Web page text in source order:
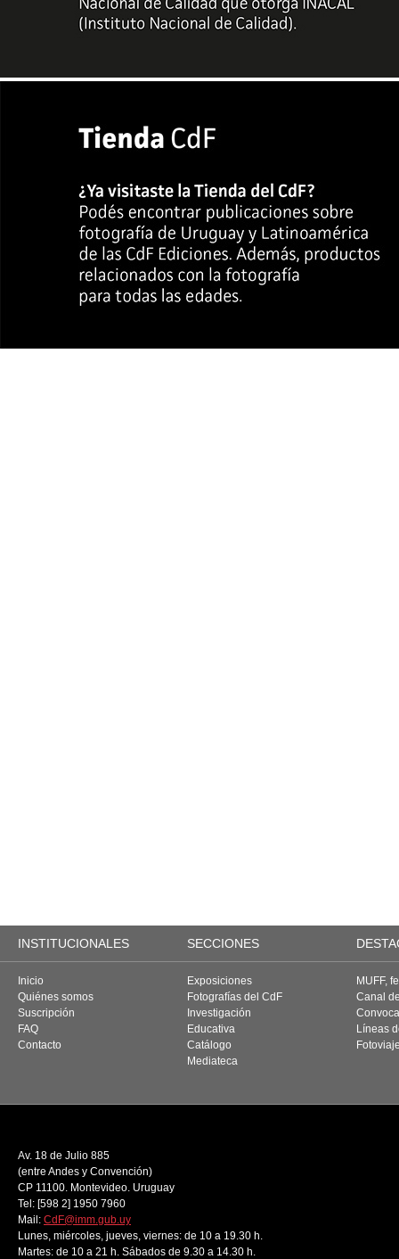
INSTITUCIONALES SECCIONES
Inicio
Quiénes somos
Suscripción
FAQ
Contacto
Exposiciones
Fotografías del CdF
Investigación
Educativa
Catálogo
Mediateca
MUFF,
Canal
Líneas
Av. 18 de Julio 885
(entre Andes y Convención)
CP 11100. Montevideo. Uruguay
Tel: [598 2] 1950 7960
Mail: CdF@imm.gub.uy
Lunes, miércoles, jueves, viernes: de 10 a 19.30 h.
Martes: de 10 a 21 h. Sábados de 9.30 a 14.30 h.